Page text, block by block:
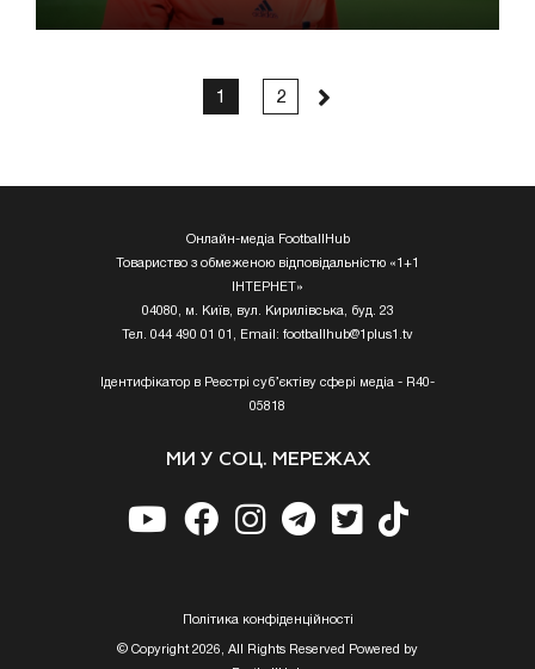
1 2
Онлайн-медіа FootballHub
Товариство з обмеженою відповідальністю «1+1
ІНТЕРНЕТ»
04080, м. Київ, вул. Кирилівська, буд. 23
Тел. 044 490 01 01, Email: footballhub@1plus1.tv
Ідентифікатор в Реєстрі суб’єктіву сфері медіа - R40-
05818
МИ У СОЦ. МЕРЕЖАХ
Полiтика конфiденцiйностi
© Copyright 2026, All Rights Reserved Powered by